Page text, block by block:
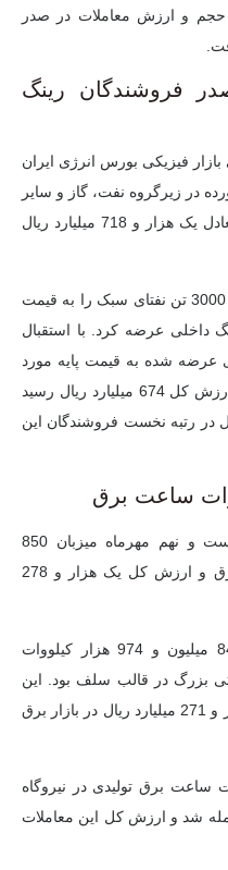
از نظر حجم و ارزش معاملات در صدر
فروشندگان رینگ
فیزیکی بورس انرژی ایران
4 هزار و 904 تن فرآورده در زیرگروه نفت، گاز و سایر
حامل های انرژی و ثبت ارزش کل معادل یک هزار و 718 میلیارد ریال
در این روز شرکت پالایش نفت آبادان 3000 تن نفتای سبک را به قیمت
ریال در رینگ داخلی عرضه کرد. با استقبال
و 925 تن از کالای عرضه شده به قیمت پایه مورد
معامله قرار گرفت و این معامله به ارزش کل 674 میلیارد ریال رسید
رتبه نخست فروشندگان این
بازار برق بورس انرژی ایران در بیست و نهم مهرماه میزبان 850
میلیون و 89 هزار کیلووات ساعت برق و ارزش کل یک هزار و 278
پنل مشتقات برق میزبان فروش 849 میلیون و 974 هزار کیلووات
بزرگ در قالب سلف بود. این
فروش ها در مجموع به ارزش یک هزار و 271 میلیارد ریال در بازار برق
115 هزار کیلووات ساعت برق تولیدی در نیروگاه
شد و ارزش کل این معاملات